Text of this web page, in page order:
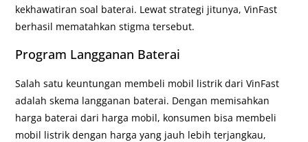
kekhawatiran soal baterai. Lewat strategi jitunya, VinFast
berhasil mematahkan stigma tersebut.
Program Langganan Baterai
Salah satu keuntungan membeli mobil listrik dari VinFast
adalah skema langganan baterai. Dengan memisahkan
harga baterai dari harga mobil, konsumen bisa membeli
mobil listrik dengan harga yang jauh lebih terjangkau,